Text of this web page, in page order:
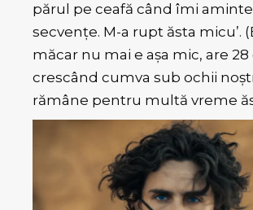
părul pe ceafă când îmi
secvențe. M-a rupt ăsta micu’.
măcar nu mai e așa mic, are 28
crescând cumva sub ochii
rămâne pentru multă vreme